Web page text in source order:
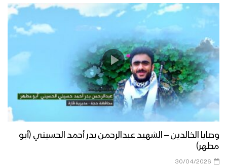
وصايا الخالدين – الشهيد عبدالرحمن بدر أحمد الحسيني (أبو
مطهر)
30/04/2026